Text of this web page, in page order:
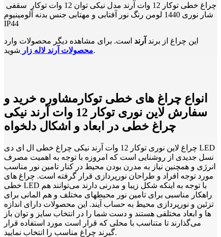
چراغ خطی توکار 12 وات آرند مدل نیکی توان 12 وات توکار سقفی
شار نوری 1440 لومن رنگ نور آفتابی و مهتابی جنس بدنه آلومینیوم
IP44
این چراغ از برند آرند است. برای مشاهده دیگر محصولات وارد
محصولات آرند لاله زارشوید.
انواع چراغ های خطی توکارمشاوره خرید و
سفارش لاین نوری توکار 12 وات آرند نیکی
چراغ خطی در ابعاد و اشکال دلخواه
چراغ لاین نوری توکار 12 وات آرند نیکی چراغ خطی ال ای دی LED
نسل جدیدی از روشنایی است که امروزه با توجه به اهمیت مصرف
انرژی و همچنین نیاز به مدرن بودن محیط در کنار تامین نور مناسب
مورد توجه افراد و طراحان نورپردازی قرار گرفته است. چراغ های
خطی LED با توجه به اینکه شکل زیبا و مدرنی دارند می‌توانند هم
راهکار مناسبی برای تامین نور محیطهای مختلف و هم المانی برای
تزئین و نورپردازی محیط به حساب آیند. این محصولات دارای اندازه
ها و ابعاد مختلفی هستند و دست شما را در انتخاب سایز و توان باز
می‌گذارند تا متناسب با محلی که قرار است مورد استفاده قرار
گیرند چراغ مناسب را انتخاب نمایید.